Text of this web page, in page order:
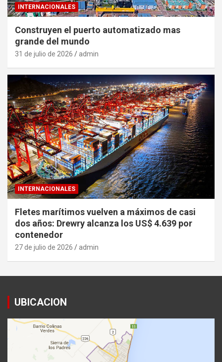
INTERNACIONALES
Construyen el puerto automatizado mas
grande del mundo
31 de julio de 2026 admin
INTERNACIONALES
Fletes marítimos vuelven a máximos de casi
dos años: Drewry alcanza los US$ 4.639 por
contenedor
27 de julio de 2026 admin
UBICACION